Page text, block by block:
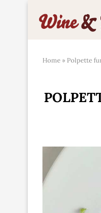
Home » Polpette